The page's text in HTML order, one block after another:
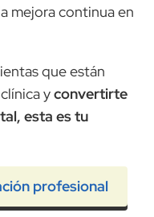
mejora continua en
que están
yconvertirte
esta es tu
profesional